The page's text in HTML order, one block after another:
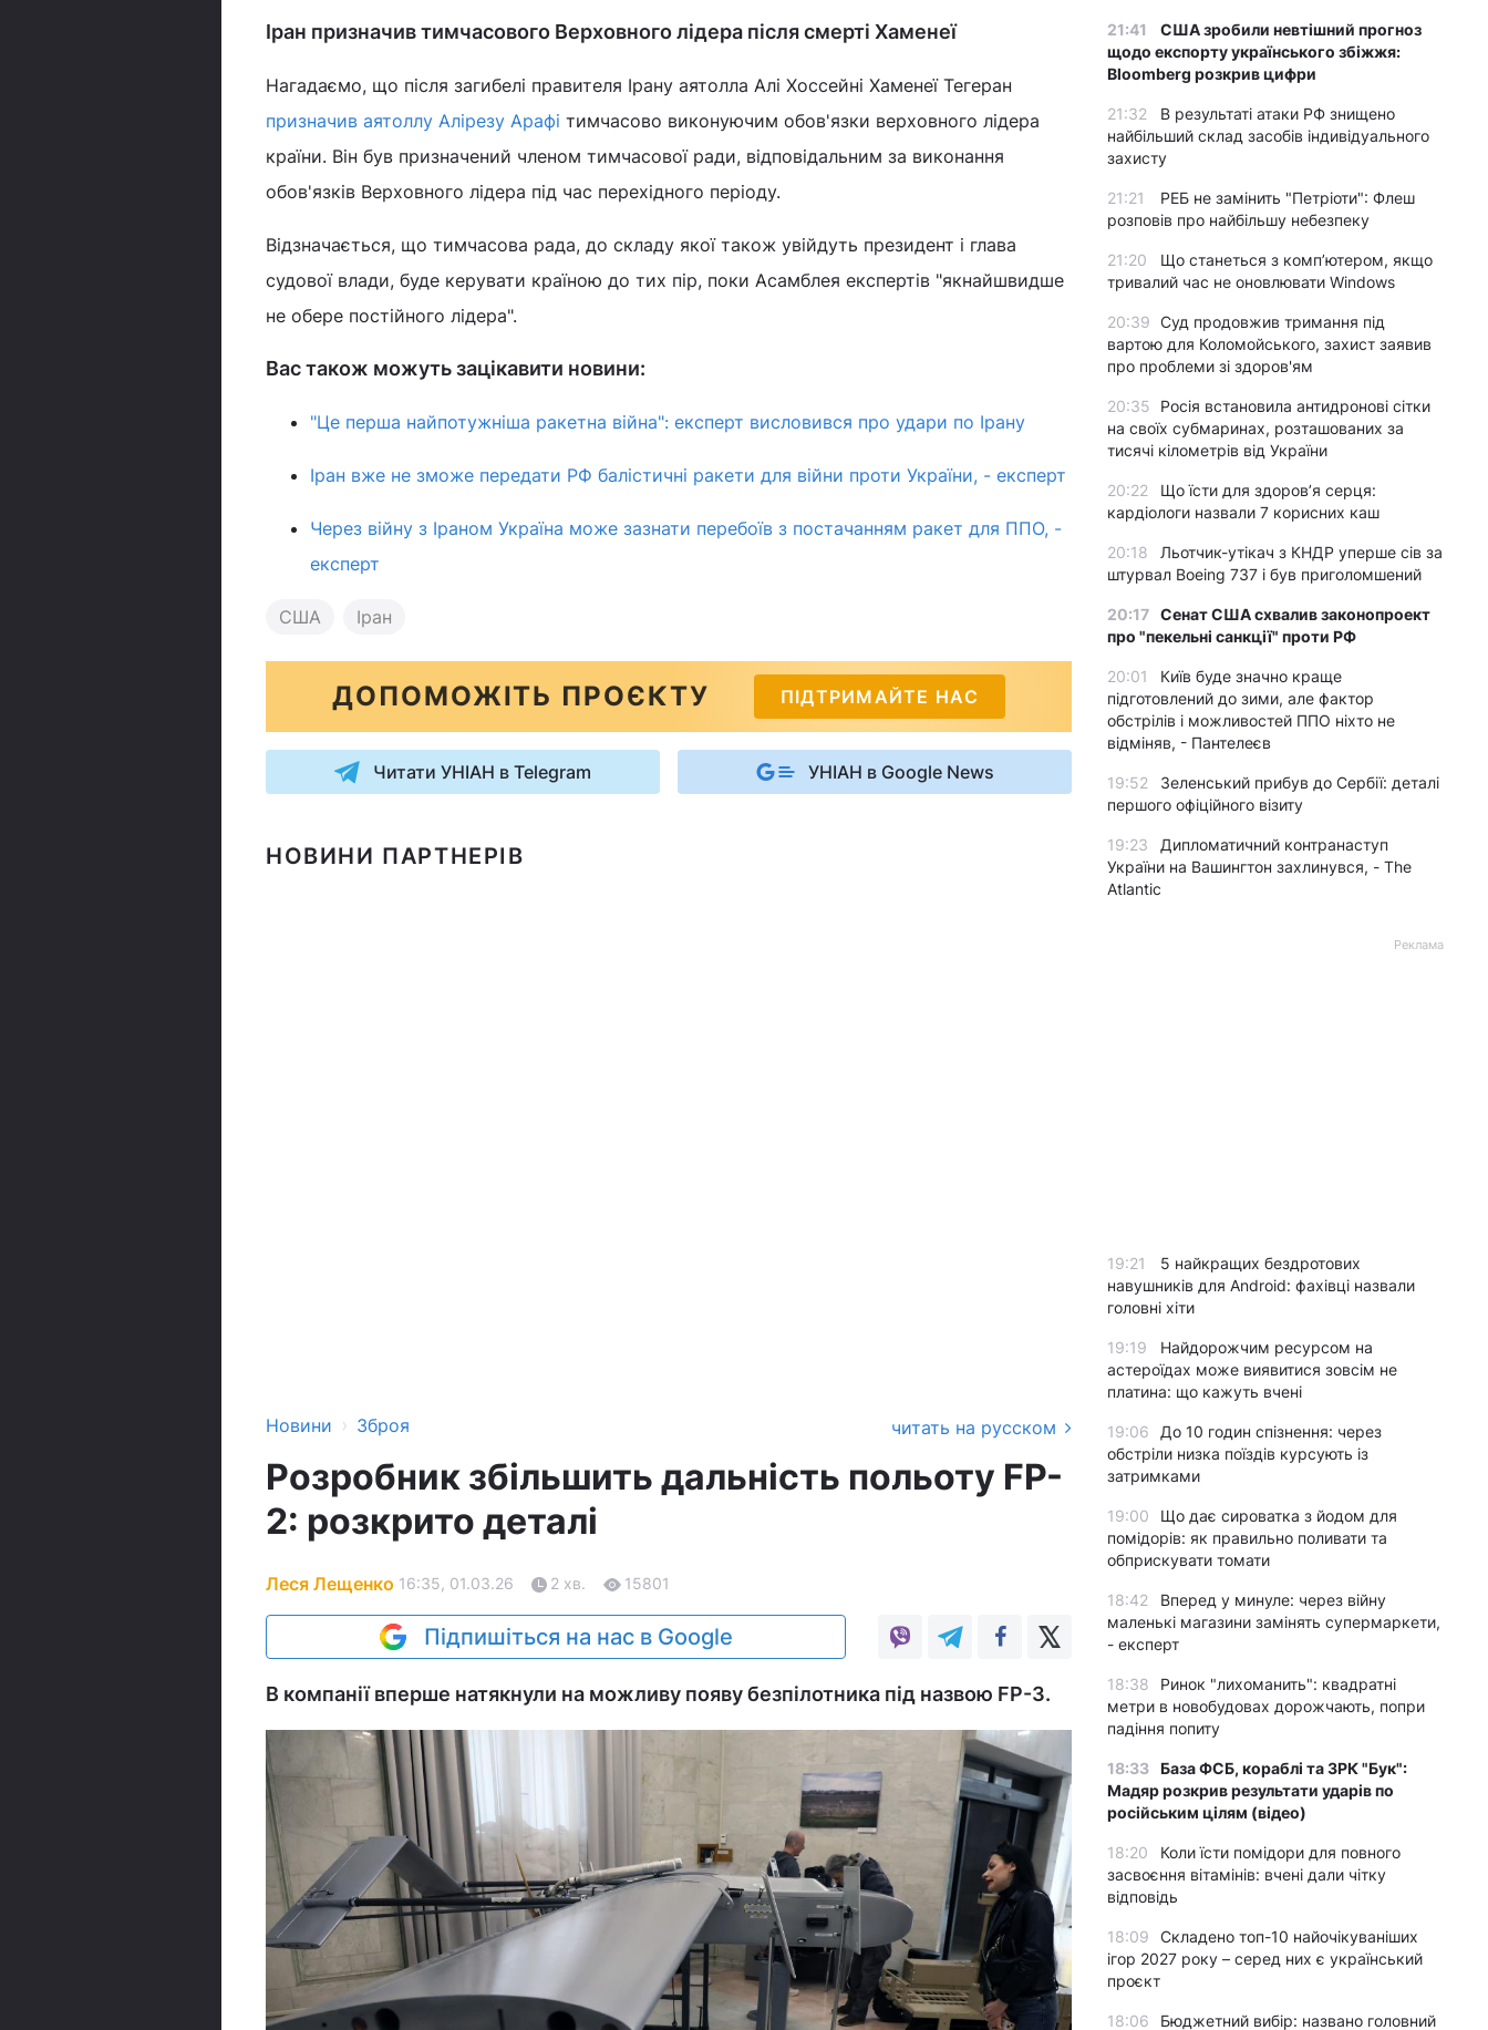
Іран призначив тимчасового Верховного лідера після смерті Хаменеї
Нагадаємо, що після загибелі правителя Ірану аятолла Алі Хоссейні Хаменеї Тегеран
призначив аятоллу Алірезу Арафі тимчасово виконуючим обов'язки верховного лідера
країни. Він був призначений членом тимчасової ради, відповідальним за виконання
обов'язків Верховного лідера під час перехідного періоду.
Відзначається, що тимчасова рада, до складу якої також увійдуть президент і глава
судової влади, буде керувати країною до тих пір, поки Асамблея експертів "якнайшвидше
не обере постійного лідера".
Вас також можуть зацікавити новини:
"Це перша найпотужніша ракетна війна": експерт висловився про удари по Ірану
Іран вже не зможе передати РФ балістичні ракети для війни проти України, - експерт
Через війну з Іраном Україна може зазнати перебоїв з постачанням ракет для ППО, -
експерт
США Іран
ДОПОМОЖІТЬ ПРОЄКТУ ПІДТРИМАЙТЕ НАС
Читати УНІАН в Telegram УНІАН в Google News
НОВИНИ ПАРТНЕРІВ
Новини › Зброя читать на русском
Розробник збільшить дальність польоту FP-
2: розкрито деталі
Леся Лещенко 16:35, 01.03.26 2 хв. 15801
Підпишіться на нас в Google
В компанії вперше натякнули на можливу появу безпілотника під назвою FP-3.
21:41
США зробили невтішний прогноз
щодо експорту українського збіжжя:
Bloomberg розкрив цифри
21:32
В результаті атаки РФ знищено
найбільший склад засобів індивідуального
захисту
21:21
РЕБ не замінить "Петріоти": Флеш
розповів про найбільшу небезпеку
21:20
Що станеться з комп’ютером, якщо
тривалий час не оновлювати Windows
20:39 Суд продовжив тримання під
вартою для Коломойського, захист заявив
про проблеми зі здоров'ям
20:35
Росія встановила антидронові сітки
на своїх субмаринах, розташованих за
тисячі кілометрів від України
20:22
Що їсти для здоров’я серця:
кардіологи назвали 7 корисних каш
20:18
Льотчик-утікач з КНДР уперше сів за
штурвал Boeing 737 і був приголомшений
20:17 Сенат США схвалив законопроект
про "пекельні санкції" проти РФ
20:01
Київ буде значно краще
підготовлений до зими, але фактор
обстрілів і можливостей ППО ніхто не
відміняв, - Пантелеєв
19:52
Зеленський прибув до Сербії: деталі
першого офіційного візиту
19:23
Дипломатичний контранаступ
України на Вашингтон захлинувся, - The
Atlantic
Реклама
19:21
5 найкращих бездротових
навушників для Android: фахівці назвали
головні хіти
19:19
Найдорожчим ресурсом на
астероїдах може виявитися зовсім не
платина: що кажуть вчені
19:06
До 10 годин спізнення: через
обстріли низка поїздів курсують із
затримками
19:00
Що дає сироватка з йодом для
помідорів: як правильно поливати та
обприскувати томати
18:42
Вперед у минуле: через війну
маленькі магазини замінять супермаркети,
- експерт
18:38
Ринок "лихоманить": квадратні
метри в новобудовах дорожчають, попри
падіння попиту
18:33 База ФСБ, кораблі та ЗРК "Бук":
Мадяр розкрив результати ударів по
російським цілям (відео)
18:20
Коли їсти помідори для повного
засвоєння вітамінів: вчені дали чітку
відповідь
18:09
Складено топ-10 найочікуваніших
ігор 2027 року – серед них є український
проєкт
18:06 Бюджетний вибір: названо головний